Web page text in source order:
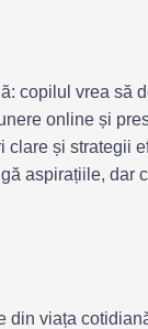
copilul vrea să
online și
și strategii
aspirațiile, dar
din viața